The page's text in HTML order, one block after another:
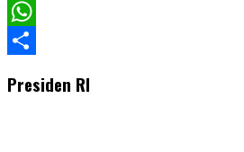
Facebook
WhatsApp
Presiden RI